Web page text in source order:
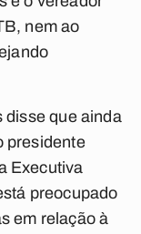
nem ao
disse que ainda
presidente
Executiva
preocupado
em relação à